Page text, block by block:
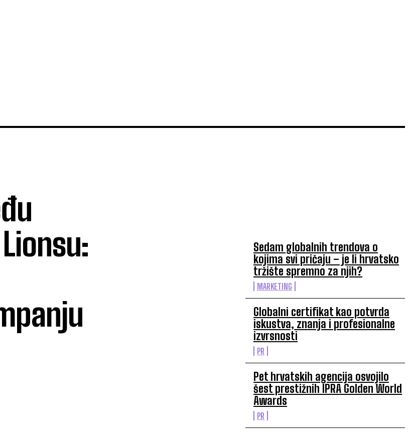
Sedam globalnih trendova o
kojima svi pričaju – je li hrvatsko
tržište spremno za njih?
MARKETING
Globalni certifikat kao potvrda
iskustva, znanja i profesionalne
izvrsnosti
PR
Pet hrvatskih agencija osvojilo
šest prestižnih IPRA Golden World
Awards
PR